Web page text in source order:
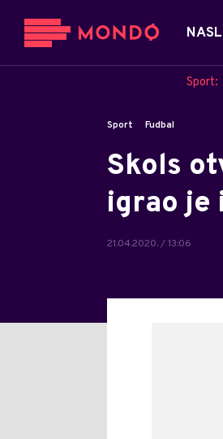
Sport:
Sport Fudbal
Skols
igrao je
21.04.2020. / 13:06